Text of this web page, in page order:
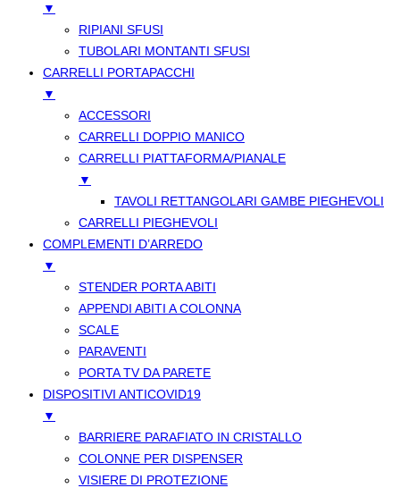
▼
RIPIANI SFUSI
TUBOLARI MONTANTI SFUSI
CARRELLI PORTAPACCHI
▼
ACCESSORI
CARRELLI DOPPIO MANICO
CARRELLI PIATTAFORMA/PIANALE
▼
TAVOLI RETTANGOLARI GAMBE PIEGHEVOLI
CARRELLI PIEGHEVOLI
COMPLEMENTI D’ARREDO
▼
STENDER PORTA ABITI
APPENDI ABITI A COLONNA
SCALE
PARAVENTI
PORTA TV DA PARETE
DISPOSITIVI ANTICOVID19
▼
BARRIERE PARAFIATO IN CRISTALLO
COLONNE PER DISPENSER
VISIERE DI PROTEZIONE